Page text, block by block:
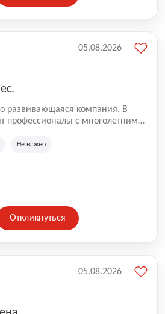
развивающаяся компания. В
профессионалы с многолетним
а накопленный опыт позволяют
Не важно
05.08.2026
Откликнуться
05.08.2026